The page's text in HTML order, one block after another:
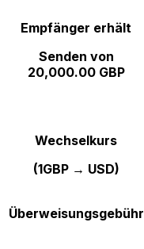
Empfänger erhält
Senden von
20,000.00 GBP
Wechselkurs
(1GBP → USD)
Überweisungsgebühr